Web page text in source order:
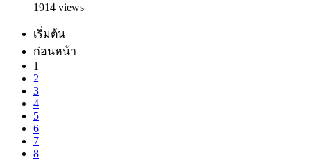
1914 views
เริ่มต้น
ก่อนหน้า
1
2
3
4
5
6
7
8